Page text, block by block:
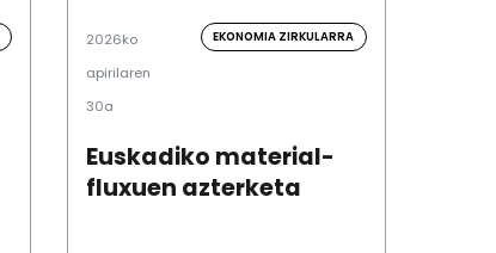
2026ko
apirilaren
30a
EKONOMIA ZIRKULARRA
Euskadiko material-
fluxuen azterketa